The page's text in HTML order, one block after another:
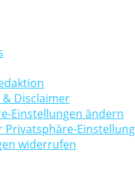
Disclaimer
Einstellungen ändern
Privatsphäre-
widerrufen